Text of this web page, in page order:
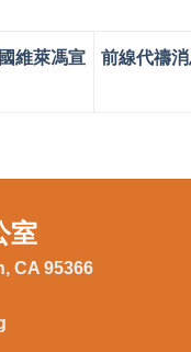
維萊馮宣
前線代禱
室
CA 95366